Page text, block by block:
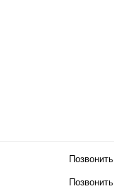
Позвонить
Позвонить